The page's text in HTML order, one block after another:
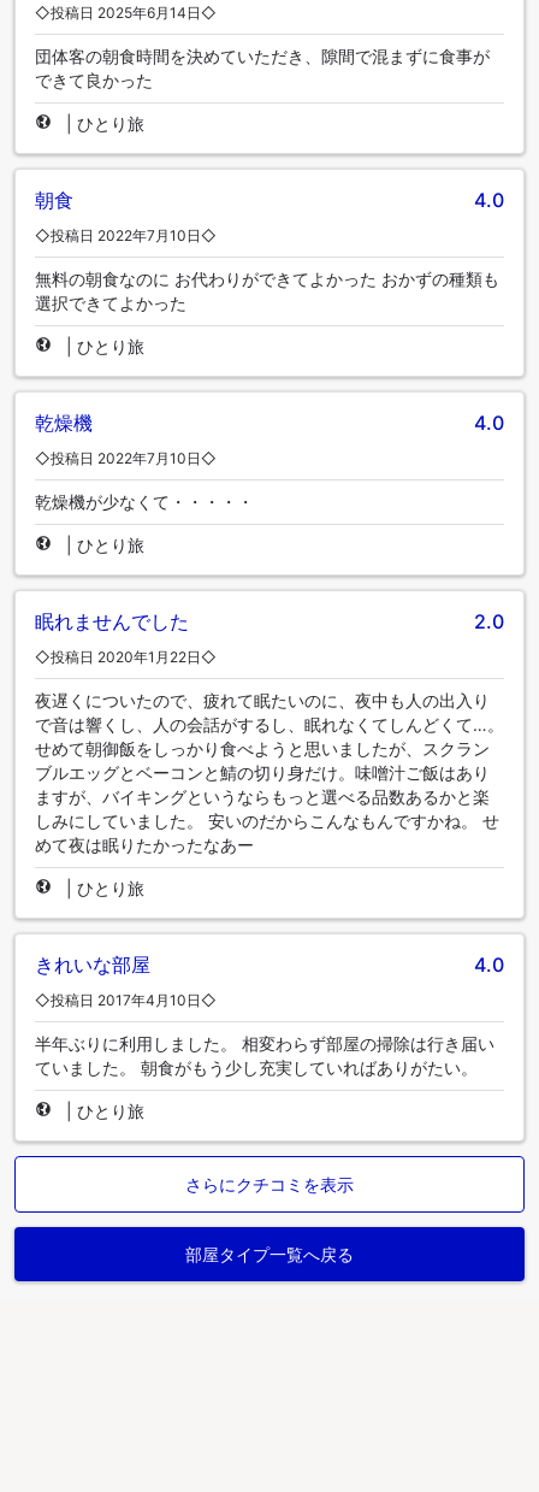
◇投稿日 2025年6月14日◇
団体客の朝食時間を決めていただき、隙間で混まずに食事が
できて良かった
ひとり旅
朝食 4.0
◇投稿日 2022年7月10日◇
無料の朝食なのに お代わりができてよかった おかずの種類も
選択できてよかった
ひとり旅
乾燥機 4.0
◇投稿日 2022年7月10日◇
乾燥機が少なくて・・・・・
ひとり旅
眠れませんでした 2.0
◇投稿日 2020年1月22日◇
夜遅くについたので、疲れて眠たいのに、夜中も人の出入り
で音は響くし、人の会話がするし、眠れなくてしんどくて…。
せめて朝御飯をしっかり食べようと思いましたが、スクラン
ブルエッグとベーコンと鯖の切り身だけ。味噌汁ご飯はあり
ますが、バイキングというならもっと選べる品数あるかと楽
しみにしていました。 安いのだからこんなもんですかね。 せ
めて夜は眠りたかったなあー
ひとり旅
きれいな部屋 4.0
◇投稿日 2017年4月10日◇
半年ぶりに利用しました。 相変わらず部屋の掃除は行き届い
ていました。 朝食がもう少し充実していればありがたい。
ひとり旅
さらにクチコミを表示
部屋タイプ一覧へ戻る